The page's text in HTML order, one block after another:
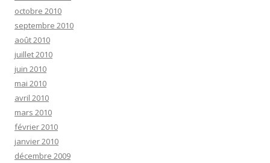
octobre 2010
septembre 2010
août 2010
juillet 2010
juin 2010
mai 2010
avril 2010
mars 2010
février 2010
janvier 2010
décembre 2009